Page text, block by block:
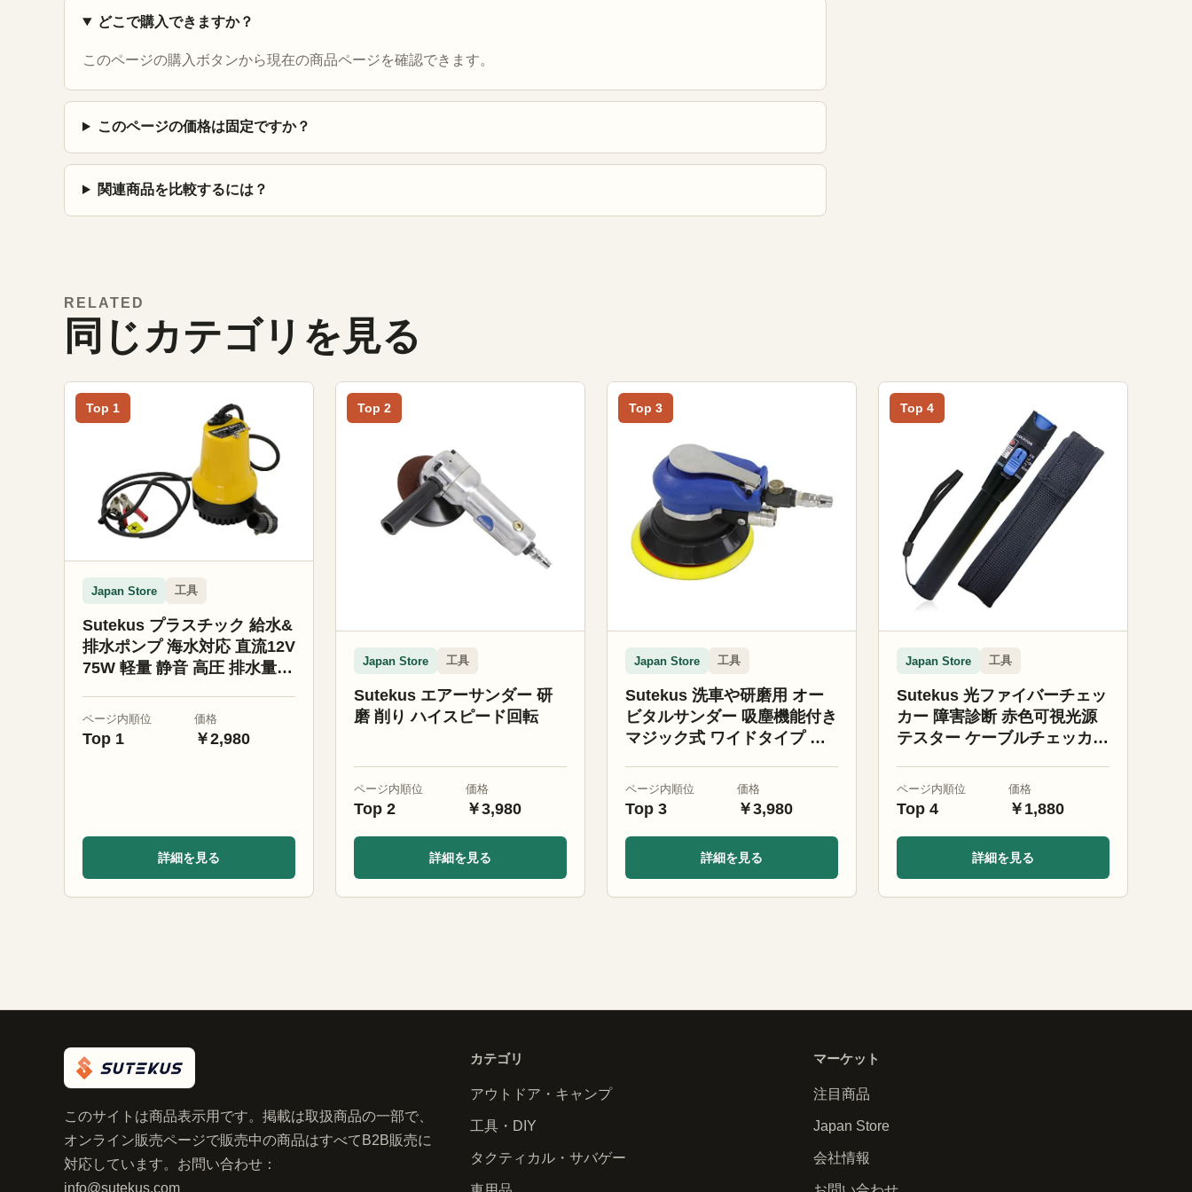
どこで購入できますか？
このページの購入ボタンから現在の商品ページを確認できます。
このページの価格は固定ですか？
関連商品を比較するには？
RELATED
同じカテゴリを見る
Top 1
Japan Store 工具
Sutekus プラスチック 給水&
排水ポンプ 海水対応 直流12V
75W 軽量 静音 高圧 排水量
検品済
ページ内順位
Top 1
価格
￥2,980
詳細を見る
Top 2
Japan Store 工具
Sutekus エアーサンダー 研
磨 削り ハイスピード回転
ページ内順位
Top 2
価格
￥3,980
詳細を見る
Top 3
Japan Store 工具
Sutekus 洗車や研磨用 オー
ビタルサンダー 吸塵機能付き
マジック式 ワイドタイプ 全
ページ内順位
Top 3
価格
￥3,980
詳細を見る
Top 4
Japan Store 工具
Sutekus 光ファイバーチェッ
カー 障害診断 赤色可視光源
テスター ケーブルチェッカー
ページ内順位
Top 4
価格
￥1,880
詳細を見る
このサイトは商品表示用です。掲載は取扱商品の一部で、
オンライン販売ページで販売中の商品はすべてB2B販売に
対応しています。お問い合わせ：
info@sutekus.com
カテゴリ
アウトドア・キャンプ
工具・DIY
タクティカル・サバゲー
マーケット
注目商品
Japan Store
会社情報